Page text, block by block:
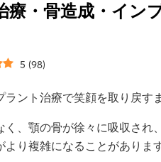
療・骨造成・イン
5 (98)
ント治療で笑顔を取り戻す
、顎の骨が徐々に吸収され
り複雑になることがあります